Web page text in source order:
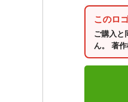
このロ
ご購入と
ん。 著